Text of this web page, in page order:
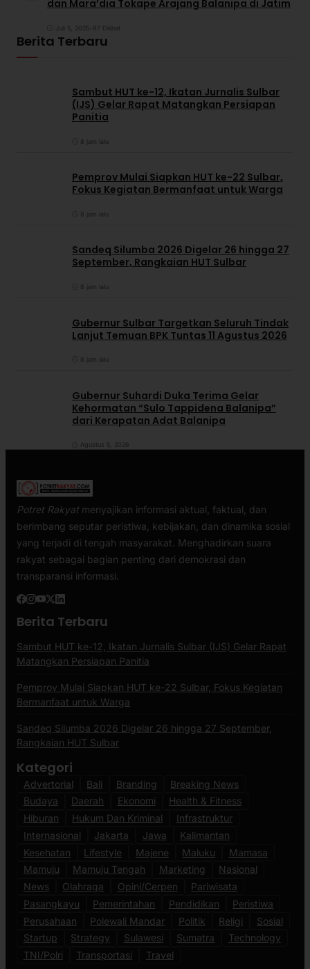
dan Mara’dia Tokape Arajang Balanipa di Jatim
Juli 5, 2025 97 Dilihat
Berita Terbaru
Sambut HUT ke-12, Ikatan Jurnalis Sulbar
(IJS) Gelar Rapat Matangkan Persiapan
Panitia
8 jam lalu
Pemprov Mulai Siapkan HUT ke-22 Sulbar,
Fokus Kegiatan Bermanfaat untuk Warga
8 jam lalu
Sandeq Silumba 2026 Digelar 26 hingga 27
September, Rangkaian HUT Sulbar
8 jam lalu
Gubernur Sulbar Targetkan Seluruh Tindak
Lanjut Temuan BPK Tuntas 11 Agustus 2026
8 jam lalu
Gubernur Suhardi Duka Terima Gelar
Kehormatan “Sulo Tappidena Balanipa”
dari Kerapatan Adat Balanipa
Agustus 5, 2026
Potret Rakyatmenyajikan informasi aktual, faktual, dan
berimbang seputar peristiwa, kebijakan, dan dinamika sosial
yang terjadi di tengah masyarakat. Menghadirkan suara
rakyat sebagai bagian penting dari demokrasi dan
transparansi informasi.
Berita Terbaru
Sambut HUT ke-12, Ikatan Jurnalis Sulbar (IJS) Gelar Rapat
Matangkan Persiapan Panitia
Pemprov Mulai Siapkan HUT ke-22 Sulbar, Fokus Kegiatan
Bermanfaat untuk Warga
Sandeq Silumba 2026 Digelar 26 hingga 27 September,
Rangkaian HUT Sulbar
Kategori
Advertorial Bali Branding
Breaking News
Budaya
Daerah Ekonomi
Health & Fitness
Hiburan
Hukum Dan Kriminal
Infrastruktur
Internasional
Jakarta Jawa
Kalimantan
Kesehatan
Lifestyle Majene Maluku
Mamasa
Mamuju
Mamuju Tengah Marketing
Nasional
News
Olahraga Opini/Cerpen
Pariwisata
Pasangkayu
Pemerintahan Pendidikan
Peristiwa
Perusahaan
Polewali Mandar Politik Religi
Sosial
Startup
Strategy Sulawesi Sumatra
Technology
TNI/Polri
Transportasi Travel